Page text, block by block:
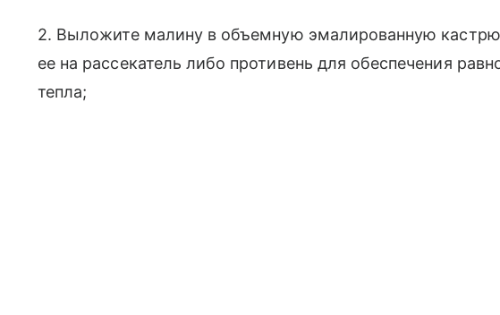
2. Выложите малину в объемную эмалированную
ее на рассекатель либо противень для обеспечения
тепла;